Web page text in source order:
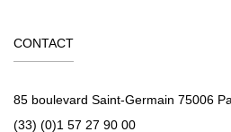
CONTACT
85 boulevard Saint-Germain 75006
(33) (0)1 57 27 90 00